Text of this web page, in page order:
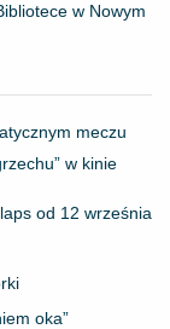
w Nowym
meczu
w kinie
od 12 września
oka”